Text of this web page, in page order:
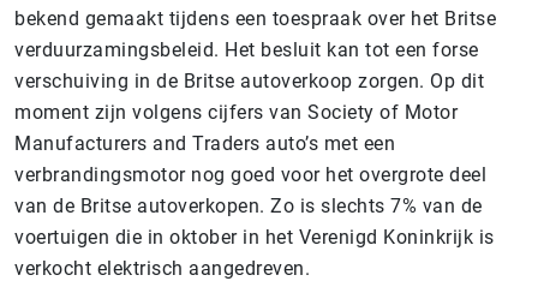
bekend gemaakt tijdens een toespraak over het Britse
verduurzamingsbeleid. Het besluit kan tot een forse
verschuiving in de Britse autoverkoop zorgen. Op dit
moment zijn volgens cijfers van Society of Motor
Manufacturers and Traders auto’s met een
verbrandingsmotor nog goed voor het overgrote deel
van de Britse autoverkopen. Zo is slechts 7% van de
voertuigen die in oktober in het Verenigd Koninkrijk is
verkocht elektrisch aangedreven.